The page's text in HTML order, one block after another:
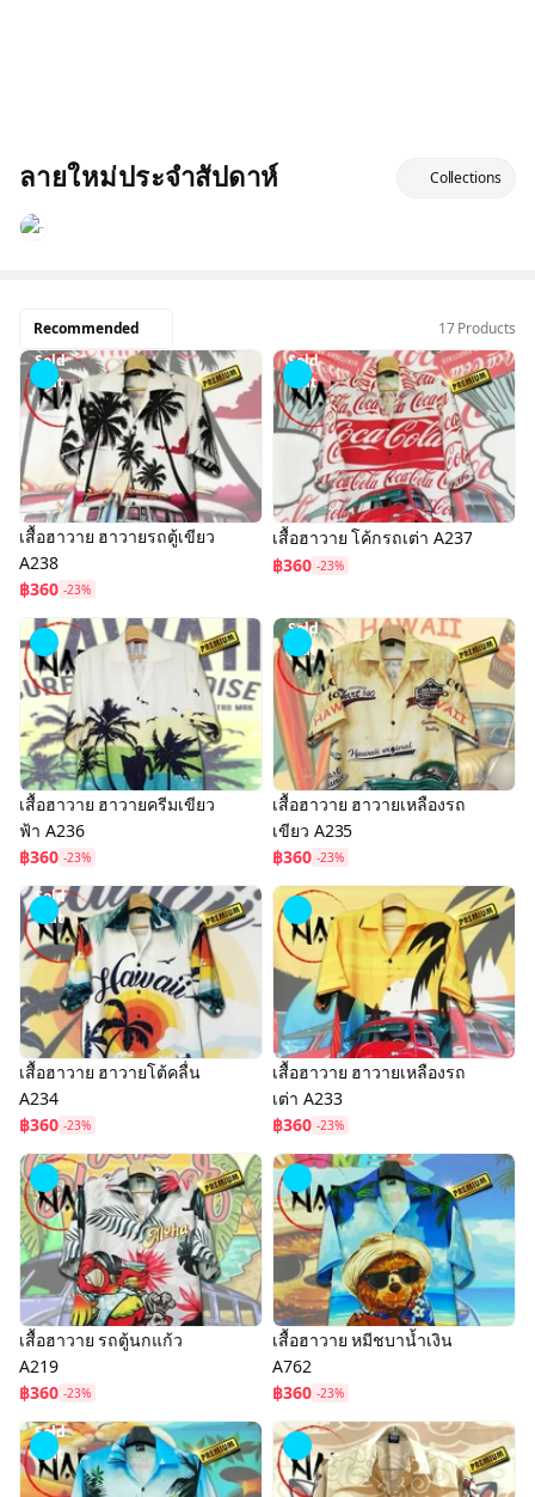
ลายใหม่ประจำสัปดาห์ Collections
Recommended
17 Products
Sold
Out
เสื้อฮาวาย ฮาวายรถตู้เขียว
A238
฿360 -23%
Sold
Out
เสื้อฮาวาย โค้กรถเต่า A237
฿360 -23%
เสื้อฮาวาย ฮาวายครีมเขียว
ฟ้า A236
฿360 -23%
Sold
Out
เสื้อฮาวาย ฮาวายเหลืองรถ
เขียว A235
฿360 -23%
Sold
Out
เสื้อฮาวาย ฮาวายโต้คลื่น
A234
฿360 -23%
เสื้อฮาวาย ฮาวายเหลืองรถ
เต่า A233
฿360 -23%
เสื้อฮาวาย รถตู้นกแก้ว
A219
฿360 -23%
เสื้อฮาวาย หมีชบาน้ำเงิน
A762
฿360 -23%
Sold
Out